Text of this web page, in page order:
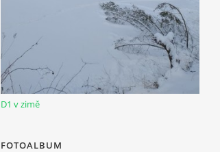
D1 v zimě
FOTOALBUM